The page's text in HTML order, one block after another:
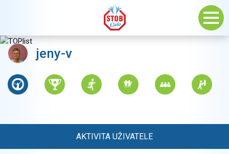
jeny-v
AKTIVITA UŽIVATELE